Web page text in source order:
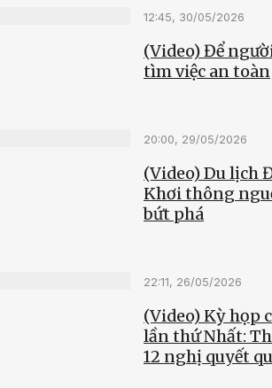
12:45, 30/05/2026
(Video) Để
tìm việc an toàn
20:00, 29/05/2026
(Video) Du lịch
Khơi thông
bứt phá
22:11, 26/05/2026
(Video) Kỳ họp
lần thứ Nhất:
12 nghị quyết